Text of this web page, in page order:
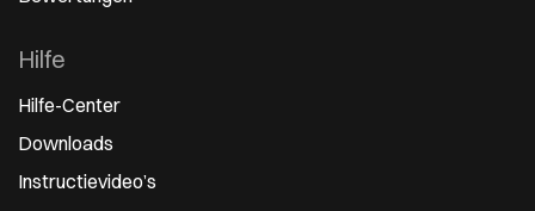
Hilfe
Hilfe-Center
Downloads
Instructievideo’s